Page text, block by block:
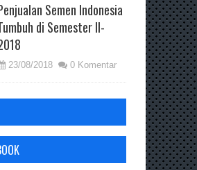
Semen Indonesia
di Semester II-
23/08/2018 0 Komentar